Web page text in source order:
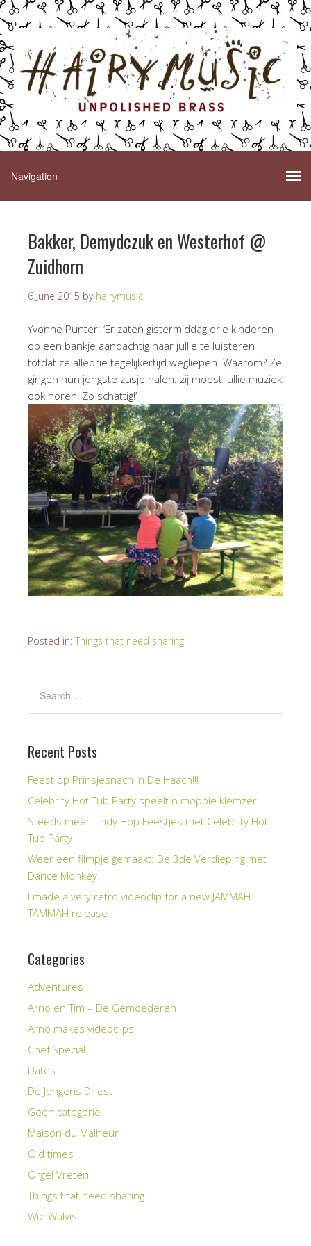
Bakker, Demydczuk en Westerhof @
Zuidhorn
6 June 2015 by hairymusic
Yvonne Punter: ‘Er zaten gistermiddag drie kinderen
op een bankje aandachtig naar jullie te luisteren
totdat ze alledrie tegelijkertijd wegliepen. Waarom? Ze
gingen hun jongste zusje halen: zij moest jullie muziek
ook horen! Zo schattig!’
Posted in: Things that need sharing
Recent Posts
Feest op Prinsjesnach in De Haach!!!
Celebrity Hot Tub Party speelt n moppie klemzer!
Steeds meer Lindy Hop Feestjes met Celebrity Hot
Tub Party
Weer een filmpje gemaakt: De 3de Verdieping met
Dance Monkey
I made a very retro videoclip for a new JAMMAH
TAMMAH release
Categories
Adventures
Arno en Tim – De Gemoederen
Arno makes videoclips
Chef'Special
Dates
De Jongens Driest
Geen categorie
Maison du Malheur
Old times
Orgel Vreten
Things that need sharing
Wie Walvis